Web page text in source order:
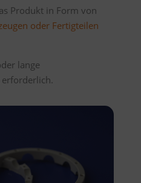
Produkt in Form von
oder Fertigteilen
lange
erforderlich.